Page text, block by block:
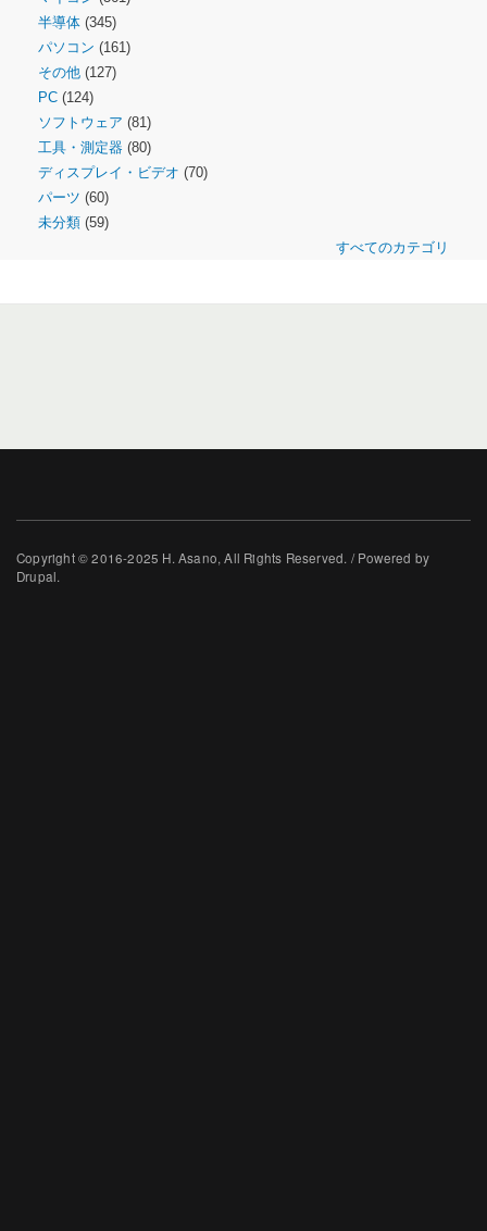
半導体 (345)
パソコン (161)
その他 (127)
PC (124)
ソフトウェア (81)
工具・測定器 (80)
ディスプレイ・ビデオ (70)
パーツ (60)
未分類 (59)
すべてのカテゴリ
Copyright © 2016-2025 H. Asano, All Rights Reserved. / Powered by
Drupal.